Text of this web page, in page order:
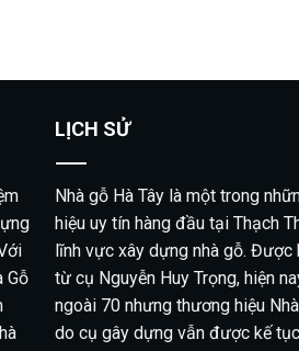
Gỗ
LỊCH SỬ
Nhà gỗ Hà Tây là một trong
hiệu uy tín hàng đầu tại Thạch
lĩnh vực xây dựng nhà gỗ. Được
từ cụ Nguyễn Huy Trọng, hiện
ngoài 70 nhưng thương hiệu
do cụ gây dựng vẫn được kế